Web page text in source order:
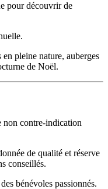
pour découvrir de
pleine nature, auberges
de Noël.
non contre-indication
de qualité et réserve
conseillés.
bénévoles passionnés.